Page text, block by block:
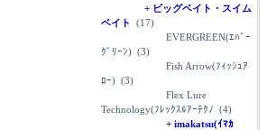
+ ビッグベイト・スイム
ベイト
(17)
EVERGREEN(ｴﾊﾞｰ
ｸﾞﾘｰﾝ) (3)
Fish Arrow(ﾌｨｯｼｭｱ
ﾛｰ) (3)
Flex Lure
Technology(ﾌﾚｯｸｽﾙｱｰﾃｸﾉ (4)
+ imakatsu(ｲﾏｶ